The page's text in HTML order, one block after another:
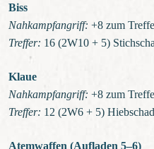
Biss
Nahkampfangriff: +8 zum
Treffer: 16 (2W10 + 5)
Klaue
Nahkampfangriff: +8 zum
Treffer: 12 (2W6 + 5)
Atemwaffen (Aufladen 5–6)